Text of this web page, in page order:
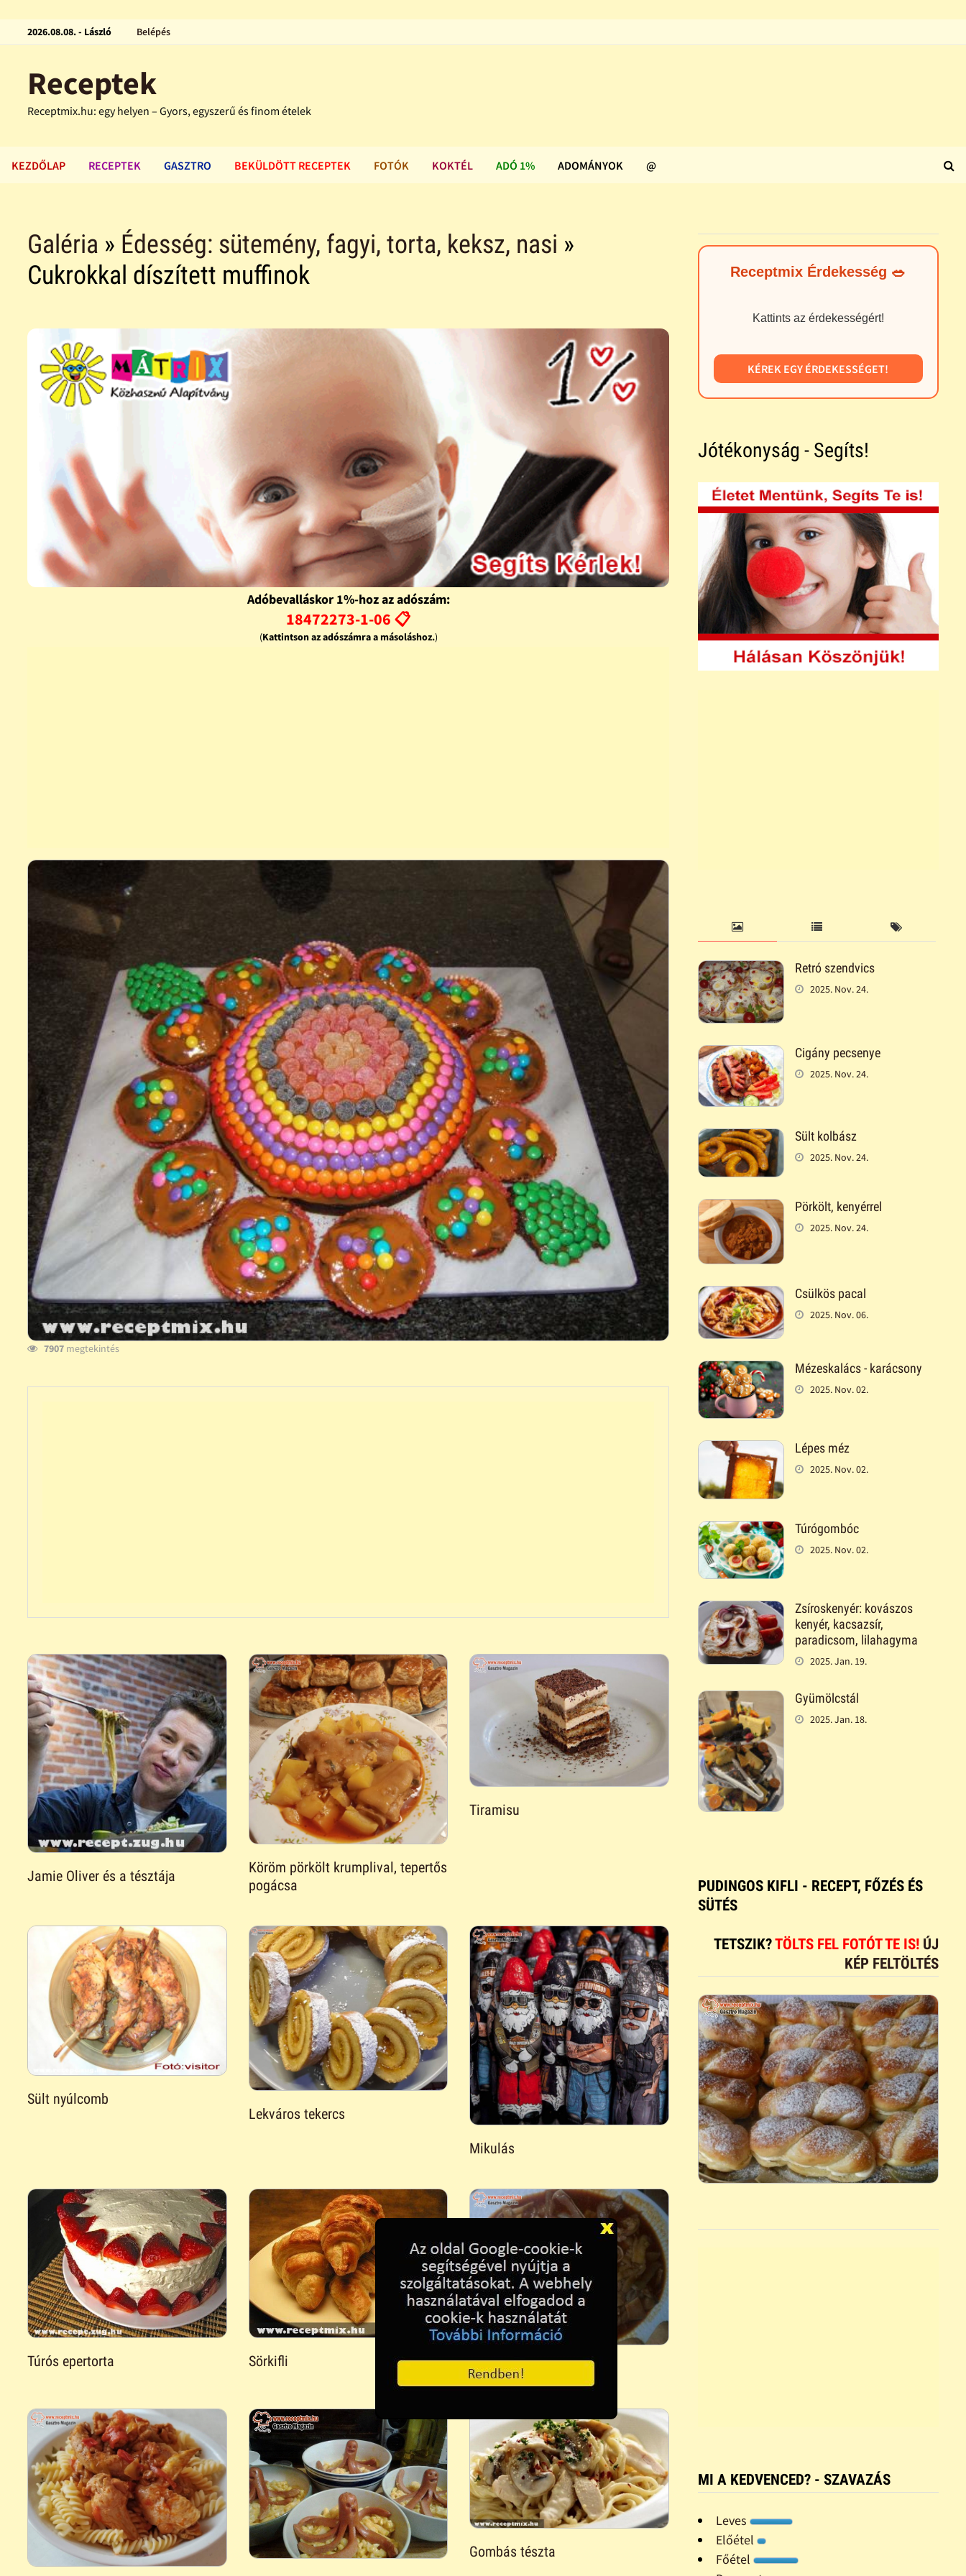
2026.08.08. - László Belépés
Receptek
Receptmix.hu: egy helyen – Gyors, egyszerű és finom ételek
KEZDŐLAP RECEPTEK GASZTRO BEKÜLDÖTT RECEPTEK FOTÓK KOKTÉL ADÓ 1% ADOMÁNYOK @
Galéria » Édesség: sütemény, fagyi, torta, keksz, nasi »
Cukrokkal díszített muffinok
Adóbevalláskor 1%-hoz az adószám:
18472273-1-06 📋
(Kattintson az adószámra a másoláshoz.)
7907 megtekintés
Jamie Oliver és a tésztája
Köröm pörkölt krumplival, tepertős
pogácsa
Tiramisu
Sült nyúlcomb
Lekváros tekercs
Mikulás
Túrós epertorta Sörkifli Bőr pörkölt
Gombás tészta
Receptmix Érdekesség 🥗
Kattints az érdekességért!
KÉREK EGY ÉRDEKESSÉGET!
Jótékonyság - Segíts!
Retró szendvics
2025. Nov. 24.
Cigány pecsenye
2025. Nov. 24.
Sült kolbász
2025. Nov. 24.
Pörkölt, kenyérrel
2025. Nov. 24.
Csülkös pacal
2025. Nov. 06.
Mézeskalács - karácsony
2025. Nov. 02.
Lépes méz
2025. Nov. 02.
Túrógombóc
2025. Nov. 02.
Zsíroskenyér: kovászos
kenyér, kacsazsír,
paradicsom, lilahagyma
2025. Jan. 19.
Gyümölcstál
2025. Jan. 18.
PUDINGOS KIFLI - RECEPT, FŐZÉS ÉS
SÜTÉS
TETSZIK?TÖLTS FEL FOTÓT TE IS! ÚJ
KÉP FELTÖLTÉS
MI A KEDVENCED? - SZAVAZÁS
Leves
Előétel
Főétel